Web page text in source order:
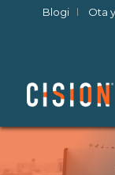
Blogi Ota